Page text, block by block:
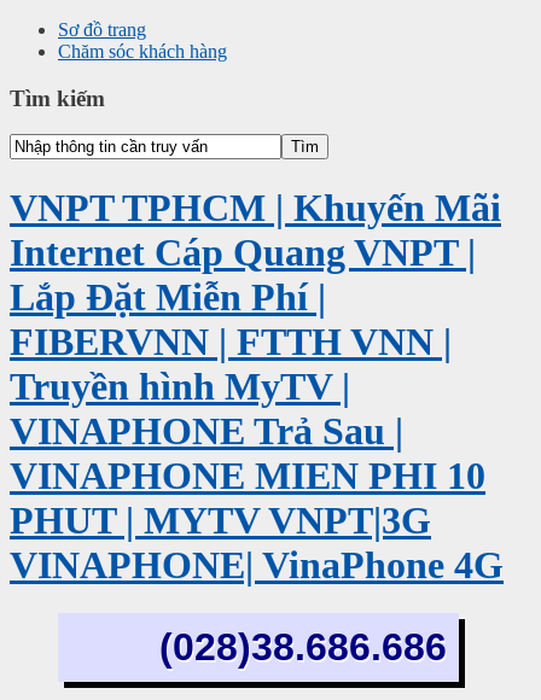
Sơ đồ trang
Chăm sóc khách hàng
Tìm kiếm
VNPT TPHCM | Khuyến Mãi
Internet Cáp Quang VNPT |
Lắp Đặt Miễn Phí |
FIBERVNN | FTTH VNN |
Truyền hình MyTV |
VINAPHONE Trả Sau |
VINAPHONE MIEN PHI 10
PHUT | MYTV VNPT|3G
VINAPHONE| VinaPhone 4G
(028)38.686.686